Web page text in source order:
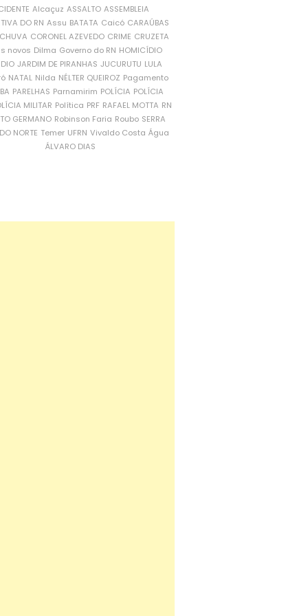
Alcaçuz ASSALTO ASSEMBLEIA
DO RN Assu BATATA Caicó CARAÚBAS
CORONEL AZEVEDO CRIME CRUZETA
novos Dilma Governo do RN HOMICÍDIO
JARDIM DE PIRANHAS JUCURUTU LULA
NATAL Nilda NÉLTER QUEIROZ Pagamento
PARELHAS Parnamirim POLÍCIA POLÍCIA
MILITAR Política PRF RAFAEL MOTTA RN
GERMANO Robinson Faria Roubo SERRA
NORTE Temer UFRN Vivaldo Costa Água
ÁLVARO DIAS